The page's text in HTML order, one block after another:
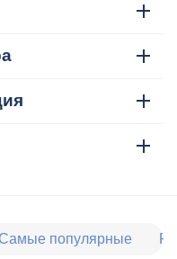
популярные